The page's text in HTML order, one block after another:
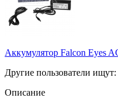
Аккумулятор Falcon Eyes
Другие пользователи ищут:
Описание